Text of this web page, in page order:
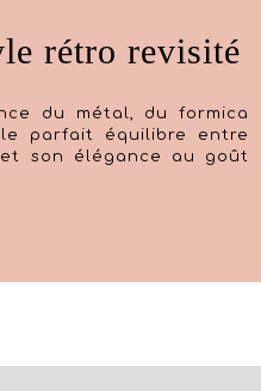
rétro revisité
du métal, du formica
parfait équilibre entre
son élégance au goût